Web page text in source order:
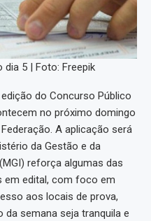
5 | Foto: Freepik
do Concurso Público
no próximo domingo
A aplicação será
da Gestão e da
reforça algumas das
em edital, com foco em
aos locais de prova,
da semana seja tranquila e